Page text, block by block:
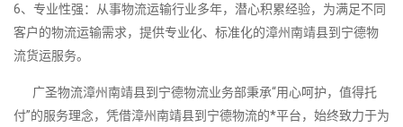
6、专业性强：从事物流运输行业多年，潜心积累经验，为满足不同
客户的物流运输需求，提供专业化、标准化的漳州南靖县到宁德物
流货运服务。
广圣物流漳州南靖县到宁德物流业务部秉承“用心呵护，值得托
付”的服务理念，凭借漳州南靖县到宁德物流的*平台，始终致力于为